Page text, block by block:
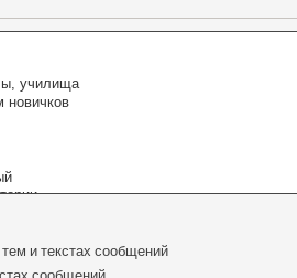
и текстах сообщений